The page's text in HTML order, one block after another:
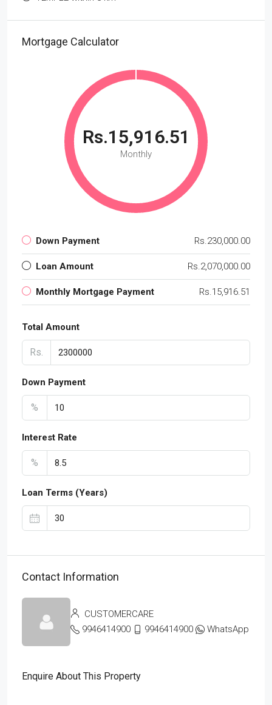
Mortgage Calculator
Rs.15,916.51
Monthly
Down Payment Rs.230,000.00
Loan Amount Rs.2,070,000.00
Monthly Mortgage Payment Rs.15,916.51
Total Amount
Rs.
Down Payment
%
Interest Rate
%
Loan Terms (Years)
Contact Information
CUSTOMERCARE
9946414900
9946414900 WhatsApp
Enquire About This Property